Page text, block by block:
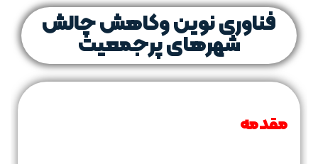
فناوری‌ نوین وکاهش چالش‌
شهرهای پرجمعیت
مقدمه